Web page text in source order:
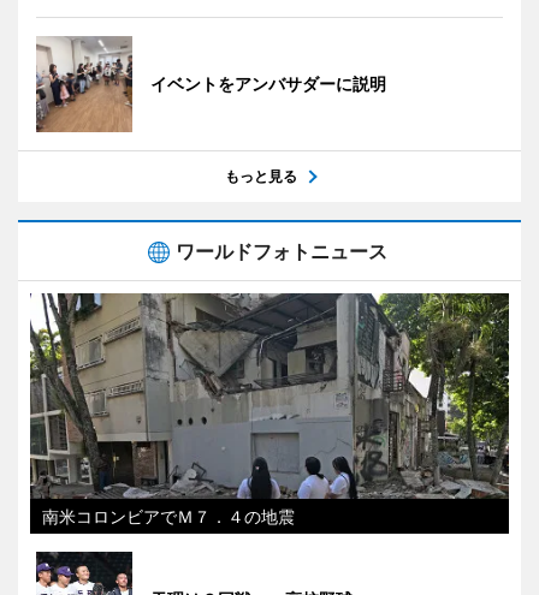
イベントをアンバサダーに説明
もっと見る
ワールドフォトニュース
南米コロンビアでＭ７．４の地震